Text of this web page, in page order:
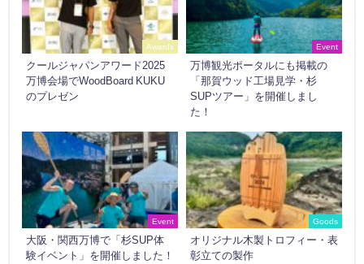
Awards
クールジャパンアワード2025
万博会場でWoodBoard KUKU
のプレゼン
Event
万博観光ポータルにも掲載の
「那賀ウッド工場見学・杉
SUPツアー」を開催しまし
た！
Event
大阪・関西万博で「杉SUP体
験イベント」を開催しました！
Goods
オリジナル木製トロフィー・表
彰立ての製作